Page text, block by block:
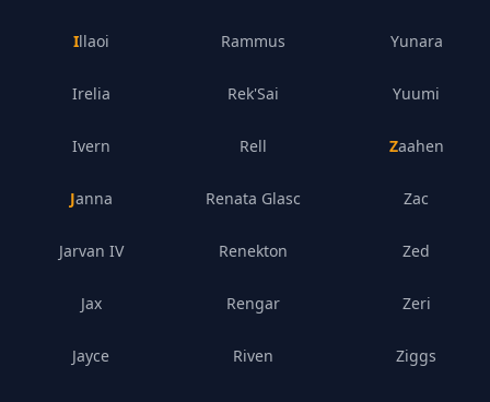
Illaoi
Irelia
Ivern
Janna
Jarvan IV
Jax
Jayce
Rammus
Rek'Sai
Rell
Renata Glasc
Renekton
Rengar
Riven
Yunara
Yuumi
Zaahen
Zac
Zed
Zeri
Ziggs